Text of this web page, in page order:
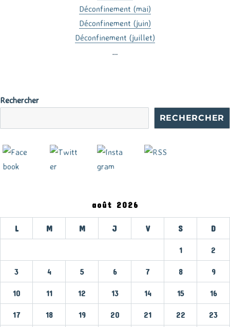
Déconfinement (mai)
Déconfinement (juin)
Déconfinement (juillet)
…
Rechercher
RECHERCHER
août 2026
L M M J V S D
1 2
3 4 5 6 7 8 9
10 11 12 13 14 15 16
17 18 19 20 21 22 23